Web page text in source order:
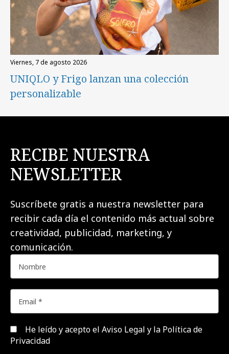
viernes, 7 de agosto 2026
UNIQLO y Frigo lanzan una colección
personalizable
RECIBE NUESTRA
NEWSLETTER
Suscríbete gratis a nuestra newsletter para
recibir cada día el contenido más actual sobre
creatividad, publicidad, marketing, y
comunicación.
He leído y acepto el Aviso Legal y la Política de
Privacidad